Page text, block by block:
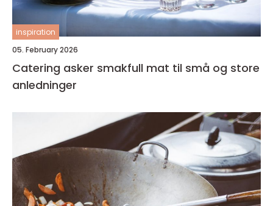
inspiration
05. February 2026
Catering asker smakfull mat til små og store
anledninger